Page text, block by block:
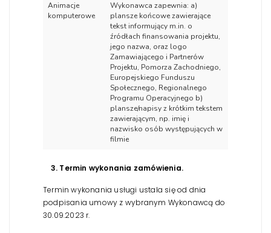
Animacje
komputerowe
Wykonawca zapewnia: a)
plansze końcowe zawierające
tekst informujący m.in. o
źródłach finansowania projektu,
jego nazwa, oraz logo
Zamawiającego i Partnerów
Projektu, Pomorza Zachodniego,
Europejskiego Funduszu
Społecznego, Regionalnego
Programu Operacyjnego b)
plansze/napisy z krótkim tekstem
zawierającym, np. imię i
nazwisko osób występujących w
filmie
3. Termin wykonania zamówienia.
Termin wykonania usługi ustala się od dnia
podpisania umowy z wybranym Wykonawcą do
30.09.2023 r.